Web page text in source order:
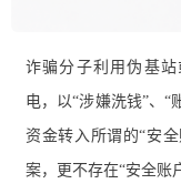
诈骗分子利用伪基
电，以“涉嫌洗钱”、
资金转入所谓的“安
案，更不存在“安全账